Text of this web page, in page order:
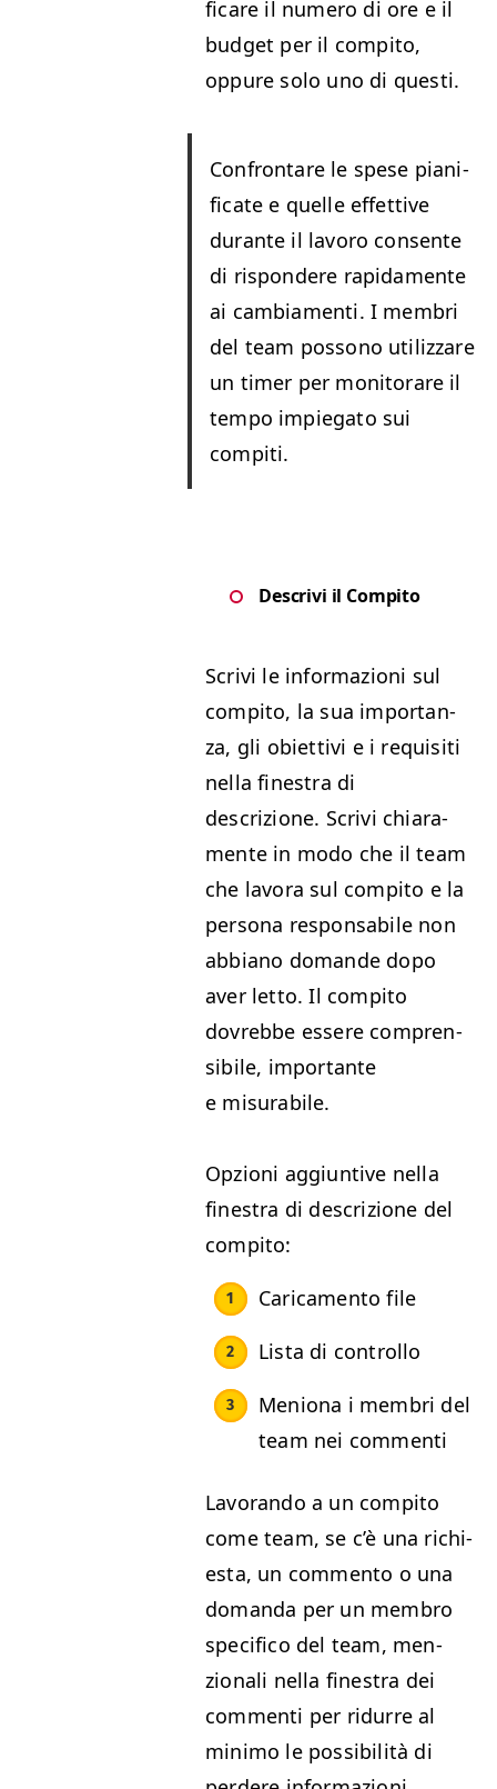
fi­care il numero di ore e il
bud­get per il com­pi­to,
oppure solo uno di questi.
Con­frontare le spese piani­
fi­cate e quelle effet­tive
durante il lavoro con­sente
di rispon­dere rap­i­da­mente
ai cam­bi­a­men­ti. I mem­bri
del team pos­sono uti­liz­zare
un timer per mon­i­torare il
tem­po imp­ie­ga­to sui
compiti.
Descrivi il Compito
Scrivi le infor­mazioni sul
com­pi­to, la sua impor­tan­
za, gli obi­et­tivi e i req­ui­si­ti
nel­la fines­tra di
descrizione. Scrivi chiara­
mente in modo che il team
che lavo­ra sul com­pi­to e la
per­sona respon­s­abile non
abbiano domande dopo
aver let­to. Il com­pi­to
dovrebbe essere com­pren­
si­bile, impor­tante
e misurabile.
Opzioni aggiun­tive nel­la
fines­tra di descrizione del
compito:
Cari­ca­men­to file
Lista di controllo
Meniona i mem­bri del
team nei commenti
Lavo­ran­do a un com­pi­to
come team, se c’è una richi­
es­ta, un com­men­to o una
doman­da per un mem­bro
speci­fi­co del team, men­
zion­ali nel­la fines­tra dei
com­men­ti per ridurre al
min­i­mo le pos­si­bil­ità di